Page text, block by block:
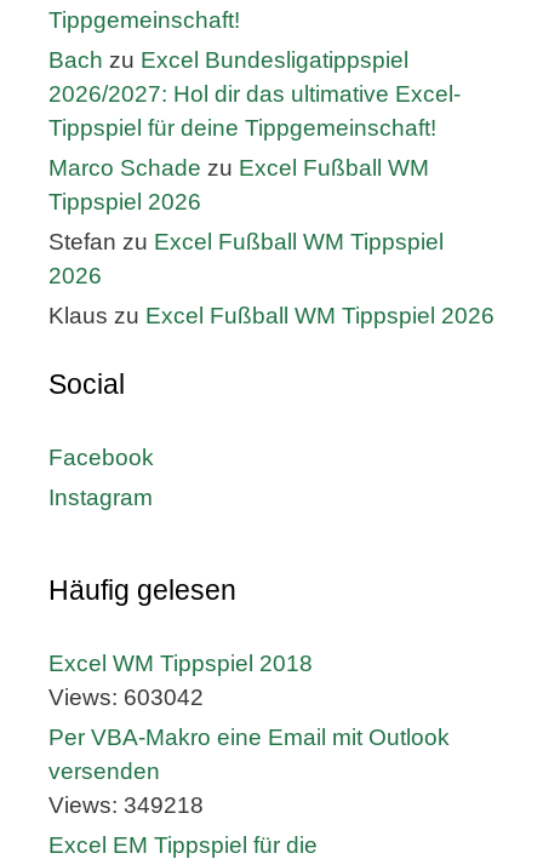
Tippgemeinschaft!
Bach zu Excel Bundesligatippspiel
2026/2027: Hol dir das ultimative Excel-
Tippspiel für deine Tippgemeinschaft!
Marco Schade zu Excel Fußball WM
Tippspiel 2026
Stefan zu Excel Fußball WM Tippspiel
2026
Klaus zu Excel Fußball WM Tippspiel 2026
Social
Facebook
Instagram
Häufig gelesen
Excel WM Tippspiel 2018
Views: 603042
Per VBA-Makro eine Email mit Outlook
versenden
Views: 349218
Excel EM Tippspiel für die